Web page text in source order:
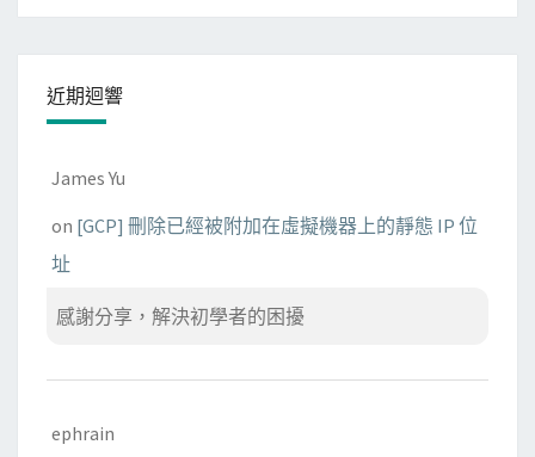
h
e
r
近期迴響
James Yu
on [GCP] 刪除已經被附加在虛擬機器上的靜態 IP 位
址
感謝分享，解決初學者的困擾
ephrain